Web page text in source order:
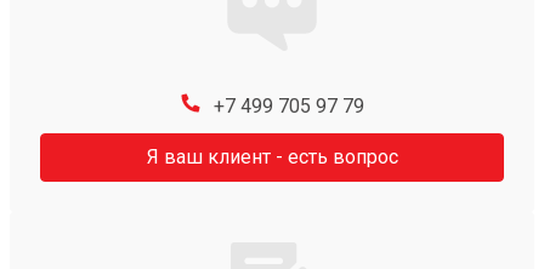
+7 499 705 97 79
Я ваш клиент - есть вопрос